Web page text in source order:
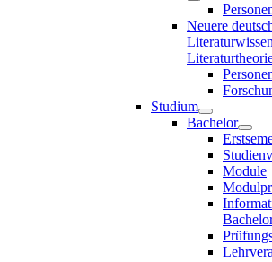
Neuere
Studium
Bachelor
Module